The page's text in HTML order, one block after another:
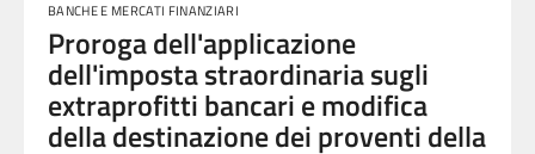
BANCHE E MERCATI FINANZIARI
Proroga dell'applicazione
dell'imposta straordinaria sugli
extraprofitti bancari e modifica
della destinazione dei proventi della